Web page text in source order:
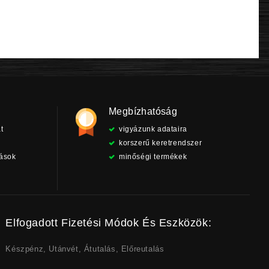
Megbízhatóság
vigyázunk adataira
korszerű keretrendszer
minőségi termékek
Elfogadott Fizetési Módok És Eszközök:
Készpénz, Utánvét, Átutalás, Előreutalás